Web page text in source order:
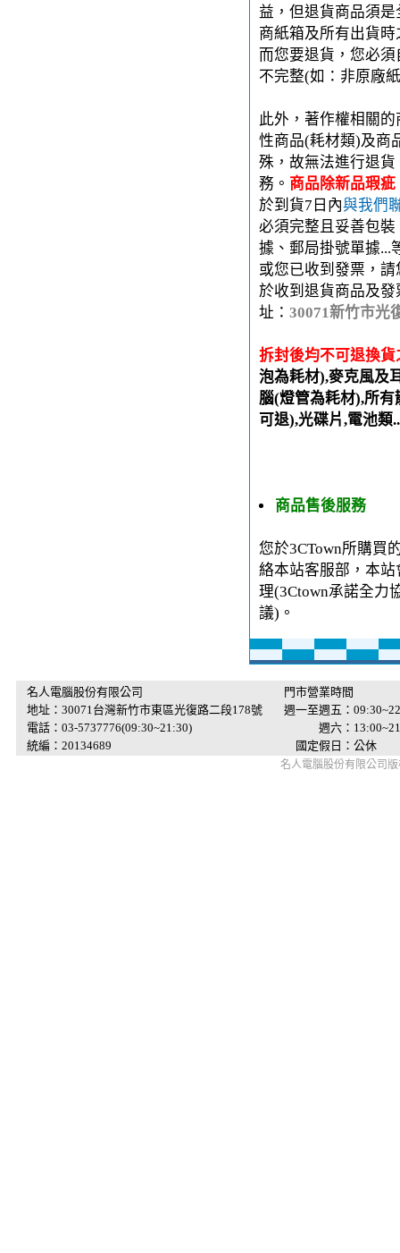
益，但退貨商品須
商紙箱及所有出貨
而您要退貨，您必
不完整(如：非原廠
此外，著作權相關
性商品(耗材類)及商
殊，故無法進行退
務。 商品除新品瑕
於到貨7日內與我們
必須完整且妥善包
據、郵局掛號單據...
或您已收到發票，
於收到退貨商品及
址： 30071新竹市光
拆封後均不可退換
泡為耗材),麥克風及
腦(燈管為耗材),所
可退),光碟片,電池類
商品售後服務
您於3CTown所購買
絡本站客服部，本
理(3Ctown承諾全力
議)。
名人電腦股份有限公司
地址：30071台灣新竹市東區光復路二段178號
電話：03-5737776(09:30~21:30)
統編：20134689
門市營業時間
週一至週五：
週六：
國定假日：公休
名人電腦股份有限公司版